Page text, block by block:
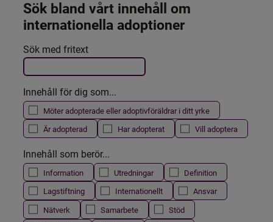
Sök bland vårt innehåll om
internationella adoptioner
Filtrera resultatet
Det här formuläret postas automatiskt
Sök med fritext
Innehåll för dig som...
Möter adopterade eller adoptivföräldrar i ditt yrke
Är adopterad
Har adopterat Vill adoptera
Innehåll som berör...
Information Utredningar
Definition
Lagstiftning
Internationellt
Ansvar
Nätverk
Samarbete
Stöd